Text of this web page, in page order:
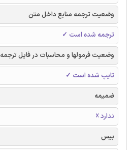
وضعیت ترجمه منابع داخل متن
ترجمه شده است ✓
وضعیت فرمولها و محاسبات در فایل ترجمه
تایپ شده است ✓
ضمیمه
ندارد ☓
بیس